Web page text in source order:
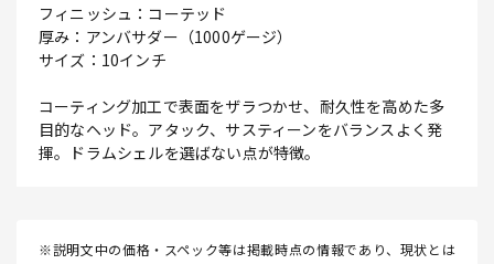
フィニッシュ：コーテッド
厚み：アンバサダー（1000ゲージ）
サイズ：10インチ
コーティング加工で表面をザラつかせ、耐久性を高めた多
目的なヘッド。アタック、サスティーンをバランスよく発
揮。ドラムシェルを選ばない点が特徴。
※説明文中の価格・スペック等は掲載時点の情報であり、現状とは